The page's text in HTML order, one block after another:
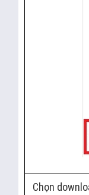
Chọn